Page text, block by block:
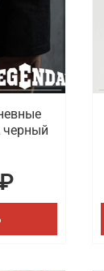
черный